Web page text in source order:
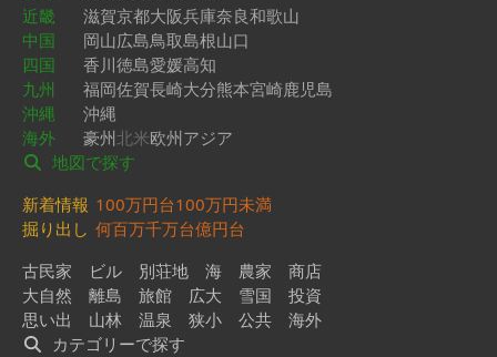
近畿
滋賀京都大阪兵庫奈良和歌山
中国
岡山広島鳥取島根山口
四国
香川徳島愛媛高知
九州
福岡佐賀長崎大分熊本宮崎鹿児島
沖縄
沖縄
海外
豪州北米欧州アジア
地図で探す
新着情報 100万円台100万円未満
掘り出し 何百万千万台億円台
古民家
ビル 別荘地 海 農家
商店
大自然
離島 旅館 広大 雪国
投資
思い出
山林 温泉 狭小 公共
海外
カテゴリーで探す